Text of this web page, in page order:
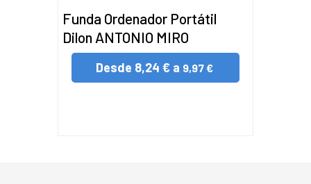
Funda Ordenador Portátil
Dilon ANTONIO MIRO
Desde 8,24 € a 9,97 €